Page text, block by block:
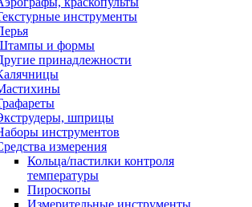
инструменты
и формы
принадлежности
шприцы
инструментов
измерения
Кольца/пастилки контроля
температуры
Пироскопы
Измерительные инструменты